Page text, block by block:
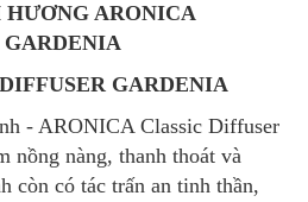
ARONICA
GARDENIA
GARDENIA
- ARONICA Classic Diffuser
nồng nàng, thanh thoát và
còn có tác trấn an tinh thần,